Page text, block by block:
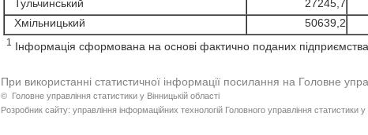
Тульчинський
27245,7
Хмільницький
50639,2
1 Інформація сформована на основі фактично поданих
При використанні статистичної інформації посилання на Головне
© Головне управління статистики у Вінницькій області
Розробник сайту: управління інформаційних технологій Головного управління статистики у